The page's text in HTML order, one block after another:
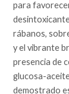
para
rábanos,
y el vibrante
presencia de
glucosa-
demostrado